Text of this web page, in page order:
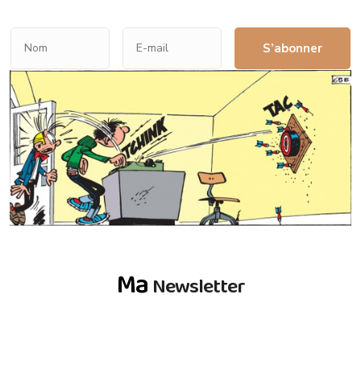
S’abonner
Ma Newsletter